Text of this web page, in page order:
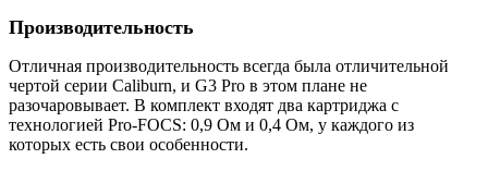
Производительность
Отличная производительность всегда была отличительной
чертой серии Caliburn, и G3 Pro в этом плане не
разочаровывает. В комплект входят два картриджа с
технологией Pro-FOCS: 0,9 Ом и 0,4 Ом, у каждого из
которых есть свои особенности.